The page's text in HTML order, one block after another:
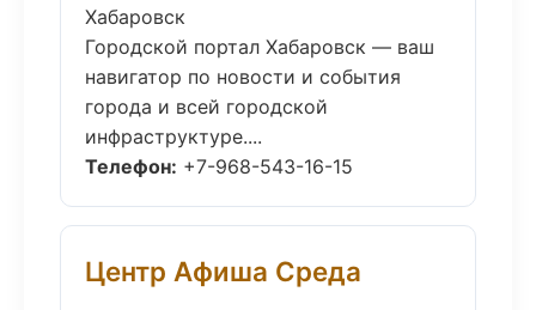
Хабаровск
Городской портал Хабаровск — ваш
навигатор по новости и события
города и всей городской
инфраструктуре....
Телефон: +7-968-543-16-15
Центр Афиша Среда